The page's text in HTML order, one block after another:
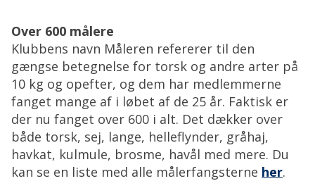
Over 600 målere
Klubbens navn Måleren refererer til den
gængse betegnelse for torsk og andre arter på
10 kg og opefter, og dem har medlemmerne
fanget mange af i løbet af de 25 år. Faktisk er
der nu fanget over 600 i alt. Det dækker over
både torsk, sej, lange, helleflynder, gråhaj,
havkat, kulmule, brosme, havål med mere. Du
kan se en liste med alle målerfangsterne her.